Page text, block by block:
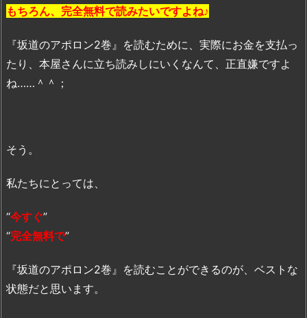
す
裏
もちろん、完全無料で読みたいですよね♪
『坂道のアポロン2巻』を読むために、実際にお金を支払っ
たり、本屋さんに立ち読みしにいくなんて、正直嫌ですよ
ね……＾＾；
そう。
私たちにとっては、
“今すぐ”
“完全無料で”
『坂道のアポロン2巻』を読むことができるのが、ベストな
状態だと思います。